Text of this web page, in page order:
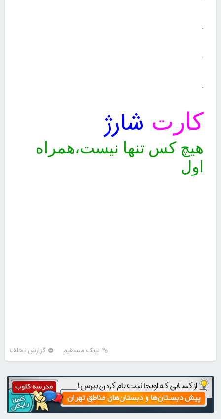
.
.
.
کارت شارژ
هیچ کس تنها نیست،همراه
اول
لینک مستقیم گزارش تخلف